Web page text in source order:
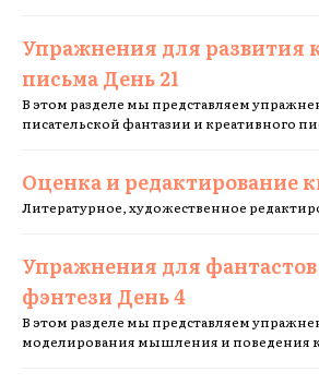
Упражнения для развития
письма День 21
В этом разделе мы представляем
писательской фантазии и креативного
Оценка и редактирование
Литературное, художественное
Упражнения для фантастов
фэнтези День 4
В этом разделе мы представляем
моделирования мышления и поведения